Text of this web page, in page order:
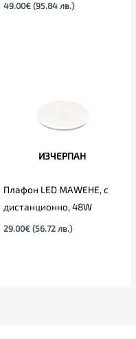
49.00€ (95.84 лв.)
ИЗЧЕРПАН
Плафон LED MAWEHE, с
дистанционно, 48W
29.00€ (56.72 лв.)